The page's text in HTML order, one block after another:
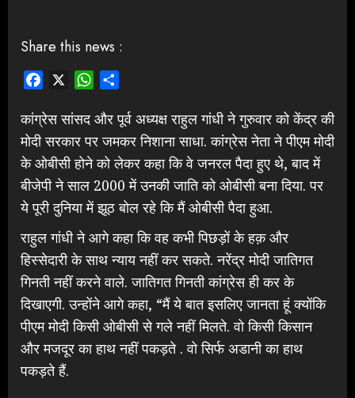
Share this news :
Facebook WhatsApp
कांग्रेस सांसद और पूर्व अध्यक्ष राहुल गांधी ने गुरुवार को केंद्र की
मोदी सरकार पर जमकर निशाना साधा. कांग्रेस नेता ने पीएम मोदी
के ओबीसी होने को लेकर कहा कि वे जनरल पैदा हुए थे, बाद में
बीजेपी ने साल 2000 में उनकी जाति को ओबीसी बना दिया. पर
ये पूरी दुनिया में झूठ बोल रहे कि मैं ओबीसी पैदा हुआ.
राहुल गांधी ने आगे कहा कि वह कभी पिछड़ों के हक़ और
हिस्सेदारी के साथ न्याय नहीं कर सकते. नरेंद्र मोदी जातिगत
गिनती नहीं करने वाले. जातिगत गिनती कांग्रेस ही कर के
दिखाएगी. उन्होंने आगे कहा, “मैं ये बात इसलिए जानता हूं क्योंकि
पीएम मोदी किसी ओबीसी से गले नहीं मिलते. वो किसी किसान
और मजदूर का हाथ नहीं पकड़ते . वो सिर्फ अडानी का हाथ
पकड़ते हैं.